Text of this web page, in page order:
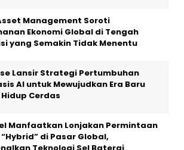
Management Soroti
Ekonomi Global di Tengah
yang Semakin Tidak Menentu
Lansir Strategi Pertumbuhan
AI untuk Mewujudkan Era Baru
Cerdas
Manfaatkan Lonjakan Permintaan
di Pasar Global,